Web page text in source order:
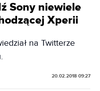
Sony niewiele
Xperii
na Twitterze
20.02.2018 09:27